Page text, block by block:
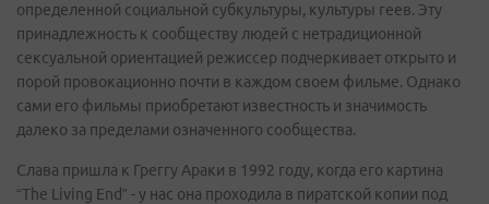
определенной социальной субкультуры, культуры геев. Эту
принадлежность к сообществу людей с нетрадиционной
сексуальной ориентацией режиссер подчеркивает открыто и
порой провокационно почти в каждом своем фильме. Однако
сами его фильмы приобретают известность и значимость
далеко за пределами означенного сообщества.
Слава пришла к Греггу Араки в 1992 году, когда его картина
“The Living End” - у нас она проходила в пиратской копии под